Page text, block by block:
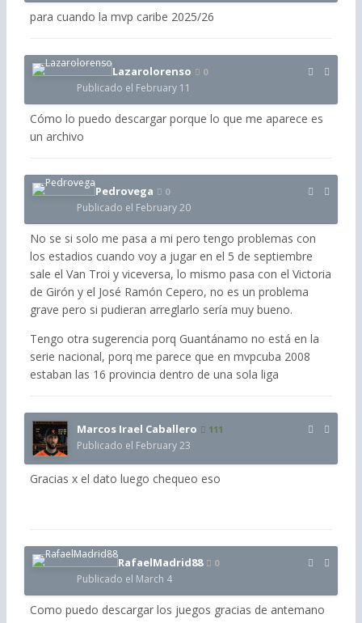
para cuando la mvp caribe 2025/26
Lazarolorenso 0
Publicado el February 11
Cómo lo puedo descargar porque lo que me aparece es
un archivo
Pedrovega 0
Publicado el February 20
No se si solo me pasa a mi pero tengo problemas con
los estadios cuando voy a jugar en el 5 de septiembre
sale el Van Troi y viceversa, lo mismo pasa con el Victoria
de Girón y el José Ramón Cepero, no es un problema
grave pero si pudieran arreglarlo sería muy bueno.
Tengo otra sugerencia porq Guantánamo no está en la
serie nacional, porq me parece que en mvpcuba 2008
estaban las 16 provincia dentro de una sola liga
Marcos Irael Caballero 111
Publicado el February 23
Gracias x el dato luego chequeo eso
RafaelMadrid88 0
Publicado el March 4
Como puedo descargar los juegos gracias de antemano